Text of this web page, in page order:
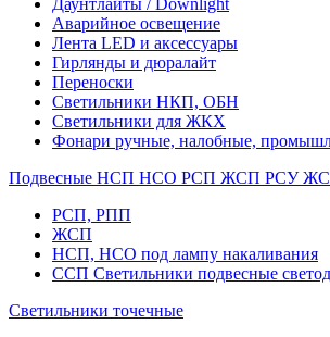
Даунтлайты / Downlight
Аварийное освещение
Лента LED и аксессуары
Гирлянды и дюралайт
Переноски
Светильники НКП, ОБН
Светильники для ЖКХ
Фонари ручные, налобные,
Подвесные НСП НСО РСП ЖСП РСУ
РСП, РПП
ЖСП
НСП, НСО под лампу накаливания
ССП Светильники подвесные
Светильники точечные